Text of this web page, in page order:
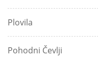
Plovila
Pohodni Čevlji